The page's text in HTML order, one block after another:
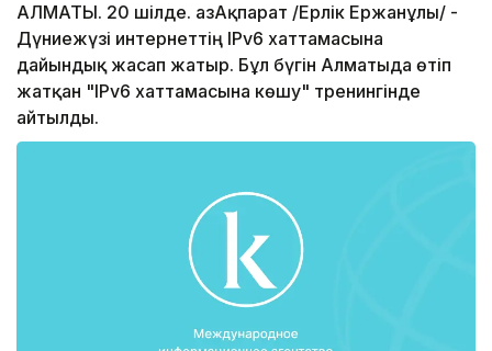
АЛМАТЫ. 20 шілде. ҚазАқпарат /Ерлік Ержанұлы/ -
Дүниежүзі интернеттің IРv6 хаттамасына
дайындық жасап жатыр. Бұл бүгін Алматыда өтіп
жатқан "IРv6 хаттамасына көшу" тренингінде
айтылды.